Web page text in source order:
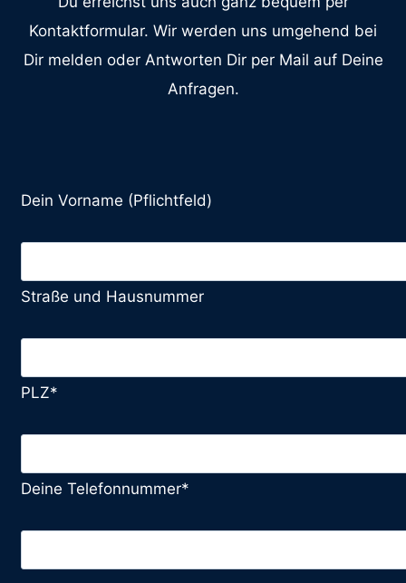
Kontaktformular. Wir werden uns umgehend bei
Dir melden oder Antworten Dir per Mail auf Deine
Anfragen.
Dein Vorname (Pflichtfeld)
Straße und Hausnummer
PLZ*
Deine Telefonnummer*